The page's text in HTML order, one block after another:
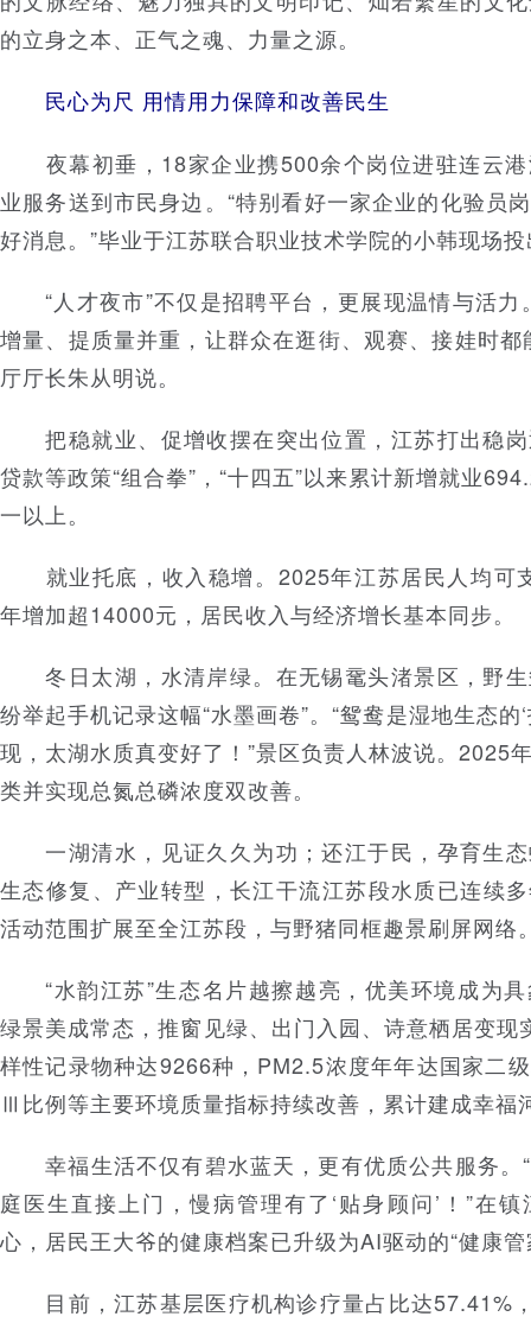
的立身之本、正气之魂、力量之源。
民心为尺 用情用力保障和改善民生
夜幕初垂，18家企业携500余个岗位进驻连云港
业服务送到市民身边。“特别看好一家企业的化验员
好消息。”毕业于江苏联合职业技术学院的小韩现场
“人才夜市”不仅是招聘平台，更展现温情与活力
增量、提质量并重，让群众在逛街、观赛、接娃时都
厅厅长朱从明说。
把稳就业、促增收摆在突出位置，江苏打出稳岗
贷款等政策“组合拳”，“十四五”以来累计新增就业
一以上。
就业托底，收入稳增。2025年江苏居民人均可
年增加超14000元，居民收入与经济增长基本同步。
冬日太湖，水清岸绿。在无锡鼋头渚景区，野生
纷举起手机记录这幅“水墨画卷”。“鸳鸯是湿地生态的
现，太湖水质真变好了！”景区负责人林波说。2025
类并实现总氮总磷浓度双改善。
一湖清水，见证久久为功；还江于民，孕育生态
生态修复、产业转型，长江干流江苏段水质已连续
活动范围扩展至全江苏段，与野猪同框趣景刷屏网络
“水韵江苏”生态名片越擦越亮，优美环境成为具
绿景美成常态，推窗见绿、出门入园、诗意栖居变现
样性记录物种达9266种，PM2.5浓度年年达国家二
Ⅲ比例等主要环境质量指标持续改善，累计建成幸福
幸福生活不仅有碧水蓝天，更有优质公共服务。
庭医生直接上门，慢病管理有了‘贴身顾问’！”在
心，居民王大爷的健康档案已升级为AI驱动的“健康管
目前，江苏基层医疗机构诊疗量占比达57.41%